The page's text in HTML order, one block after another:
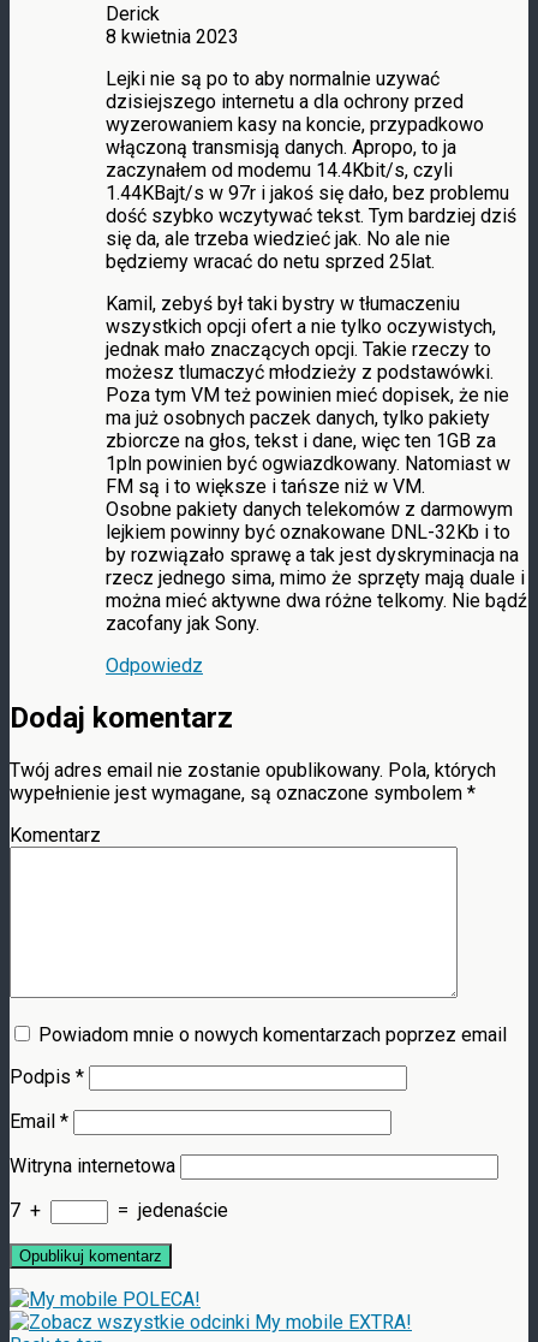
Derick
8 kwietnia 2023
Lejki nie są po to aby normalnie uzywać
dzisiejszego internetu a dla ochrony przed
wyzerowaniem kasy na koncie, przypadkowo
włączoną transmisją danych. Apropo, to ja
zaczynałem od modemu 14.4Kbit/s, czyli
1.44KBajt/s w 97r i jakoś się dało, bez problemu
dość szybko wczytywać tekst. Tym bardziej dziś
się da, ale trzeba wiedzieć jak. No ale nie
będziemy wracać do netu sprzed 25lat.
Kamil, zebyś był taki bystry w tłumaczeniu
wszystkich opcji ofert a nie tylko oczywistych,
jednak mało znaczących opcji. Takie rzeczy to
możesz tlumaczyć młodzieży z podstawówki.
Poza tym VM też powinien mieć dopisek, że nie
ma już osobnych paczek danych, tylko pakiety
zbiorcze na głos, tekst i dane, więc ten 1GB za
1pln powinien być ogwiazdkowany. Natomiast w
FM są i to większe i tańsze niż w VM.
Osobne pakiety danych telekomów z darmowym
lejkiem powinny być oznakowane DNL-32Kb i to
by rozwiązało sprawę a tak jest dyskryminacja na
rzecz jednego sima, mimo że sprzęty mają duale i
można mieć aktywne dwa różne telkomy. Nie bądź
zacofany jak Sony.
Odpowiedz
Dodaj komentarz
Twój adres email nie zostanie opublikowany. Pola, których
wypełnienie jest wymagane, są oznaczone symbolem *
Komentarz
Powiadom mnie o nowych komentarzach poprzez email
Podpis *
Email *
Witryna internetowa
7 + = jedenaście